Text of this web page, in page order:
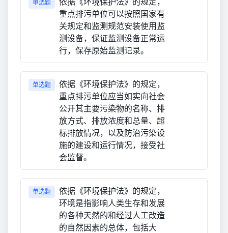
单选题
重点排污单位可以按照国家有
关规定和监测规范安装使用监
测设备，保证监测设备正常运
行，保存原始监测记录。
单选题
依据《环境保护法》的规定，
重点排污单位应当如实向社会
公开其主要污染物的名称、排
放方式、排放浓度和总量、超
标排放情况，以及防治污染设
施的建设和运行情况，接受社
会监督。
单选题
依据《环境保护法》的规定，
环境是指影响人类生存和发展
的各种天然的和经过人工改造
的自然因素的总体，包括大